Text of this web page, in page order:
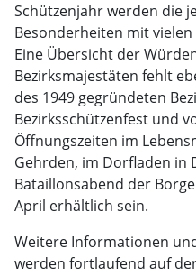
Schützenjahr werden die
Besonderheiten mit
Eine Übersicht der
Bezirksmajestäten fehlt
des 1949 gegründeten
Bezirksschützenfest und
Öffnungszeiten im
Gehrden, im Dorfladen in
Bataillonsabend der
April erhältlich sein.
Weitere Informationen
werden fortlaufend auf